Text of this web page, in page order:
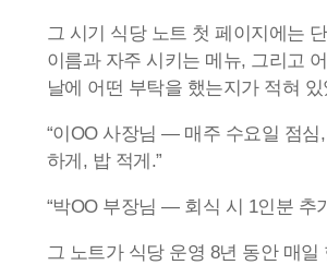
그 시기 식당 노트 첫 페이지에는
이름과 자주 시키는 메뉴, 그리고
날에 어떤 부탁을 했는지가 적혀
“이OO 사장님 — 매주 수요일 점심
하게, 밥 적게.”
“박OO 부장님 — 회식 시 1인분 추
그 노트가 식당 운영 8년 동안 매일